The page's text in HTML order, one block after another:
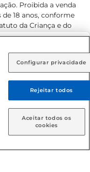
como deseja receber
Retire em Loja
Proibida a venda
18 anos, conforme
da Criança e do
para o
on-line é de R$
os direitos
Configurar privacidade
Rejeitar todos
Aceitar todos os
cookies